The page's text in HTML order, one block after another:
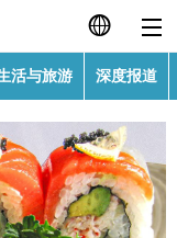
日本語
English
繁體字
活与旅游 深度报道